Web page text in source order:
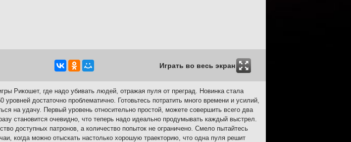
Играть во весь экран
Рикошет, где надо убивать людей, отражая пуля от преград. Новинка стала
достаточно проблематично. Готовьтесь потратить много времени и усилий,
на удачу. Первый уровень относительно простой, можете совершить всего два
становится очевидно, что теперь надо идеально продумывать каждый выстрел.
доступных патронов, а количество попыток не ограничено. Смело пытайтесь
когда можно отыскать настолько хорошую траекторию, что одна пуля решит